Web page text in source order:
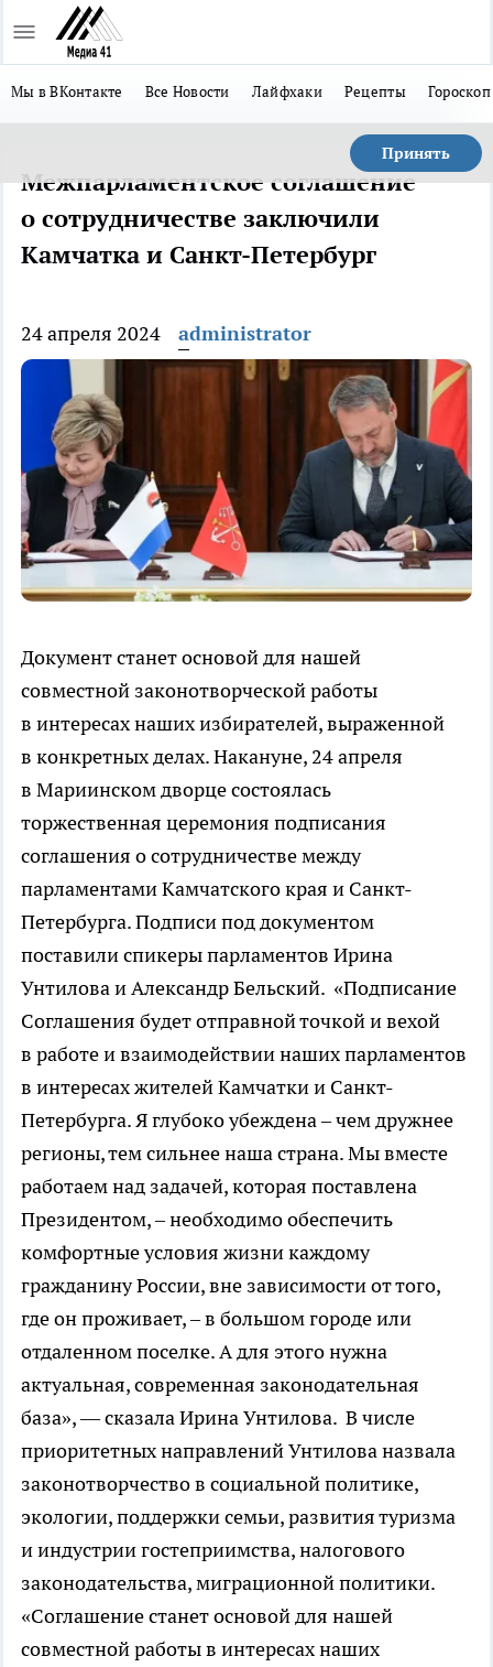
Мы в ВКонтакте Все Новости Лайфхаки Рецепты Гороскоп
Принять
Межпарламентское соглашение
о сотрудничестве заключили
Камчатка и Санкт-Петербург
24 апреля 2024 administrator
Документ станет основой для нашей
совместной законотворческой работы
в интересах наших избирателей, выраженной
в конкретных делах. Накануне, 24 апреля
в Мариинском дворце состоялась
торжественная церемония подписания
соглашения о сотрудничестве между
парламентами Камчатского края и Санкт-
Петербурга. Подписи под документом
поставили спикеры парламентов Ирина
Унтилова и Александр Бельский. «Подписание
Соглашения будет отправной точкой и вехой
в работе и взаимодействии наших парламентов
в интересах жителей Камчатки и Санкт-
Петербурга. Я глубоко убеждена – чем дружнее
регионы, тем сильнее наша страна. Мы вместе
работаем над задачей, которая поставлена
Президентом, – необходимо обеспечить
комфортные условия жизни каждому
гражданину России, вне зависимости от того,
где он проживает, – в большом городе или
отдаленном поселке. А для этого нужна
актуальная, современная законодательная
база», — сказала Ирина Унтилова. В числе
приоритетных направлений Унтилова назвала
законотворчество в социальной политике,
экологии, поддержки семьи, развития туризма
и индустрии гостеприимства, налогового
законодательства, миграционной политики.
«Соглашение станет основой для нашей
совместной работы в интересах наших